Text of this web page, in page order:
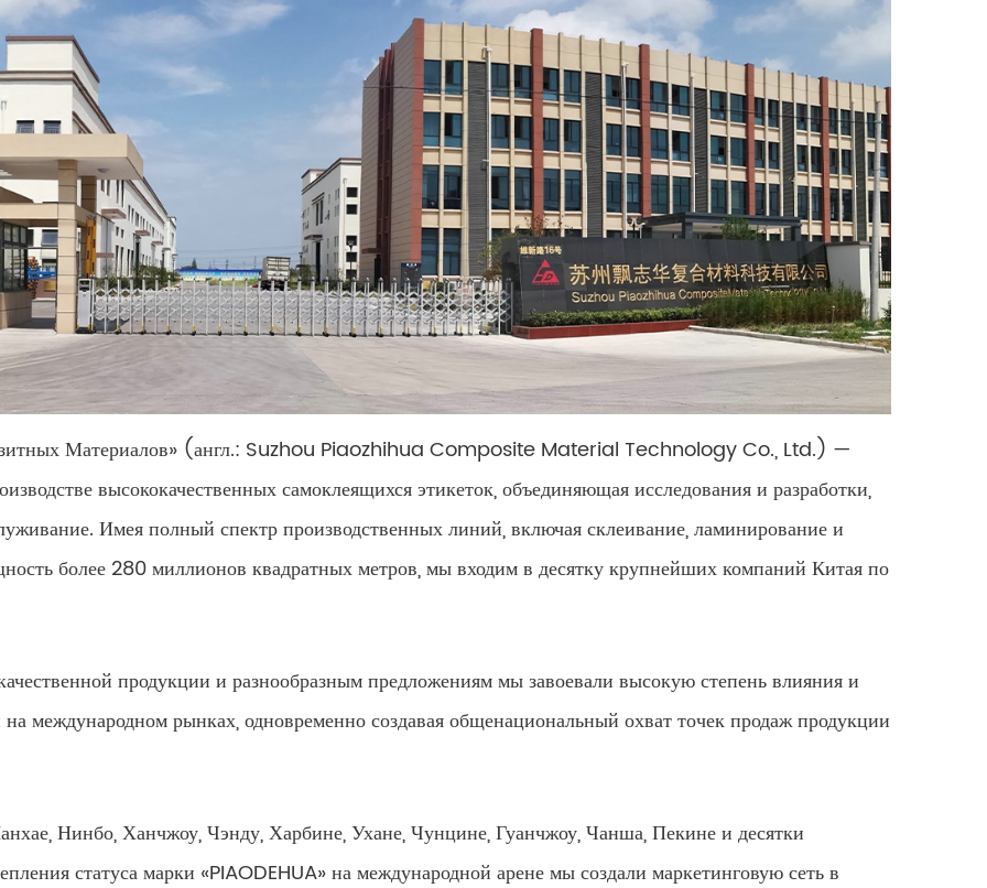
Материалов» (англ.: Suzhou Piaozhihua Composite Material Technology Co., Ltd.) —
высококачественных самоклеящихся этикеток, объединяющая исследования и разработки,
Имея полный спектр производственных линий, включая склеивание, ламинирование и
более 280 миллионов квадратных метров, мы входим в десятку крупнейших компаний Китая по
продукции и разнообразным предложениям мы завоевали высокую степень влияния и
международном рынках, одновременно создавая общенациональный охват точек продаж продукции
Нинбо, Ханчжоу, Чэнду, Харбине, Ухане, Чунцине, Гуанчжоу, Чанша, Пекине и десятки
статуса марки «PIAODEHUA» на международной арене мы создали маркетинговую сеть в